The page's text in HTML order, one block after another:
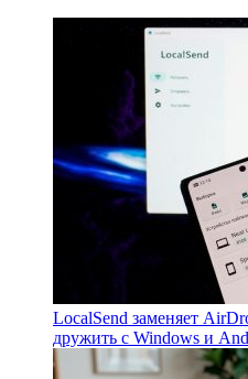
LocalSend заменяет
дружить с Windows и